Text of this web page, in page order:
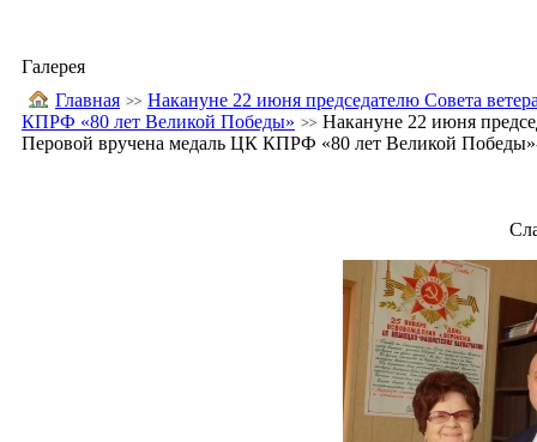
Галерея
Главная
Накануне 22 июня председателю Совета
КПРФ «80 лет Великой Победы»
Накануне 22 июня
Перовой вручена медаль ЦК КПРФ «80 лет Великой